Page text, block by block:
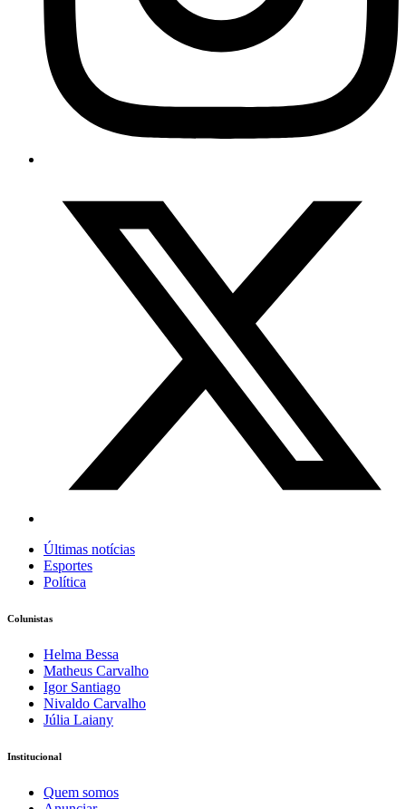
Últimas notícias
Esportes
Política
Colunistas
Helma Bessa
Matheus Carvalho
Igor Santiago
Nivaldo Carvalho
Júlia Laiany
Institucional
Quem somos